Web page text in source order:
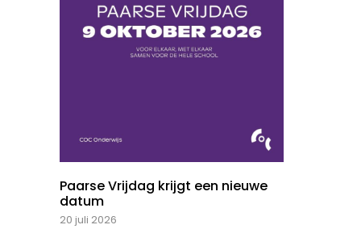
Paarse Vrijdag krijgt een nieuwe
datum
20 juli 2026